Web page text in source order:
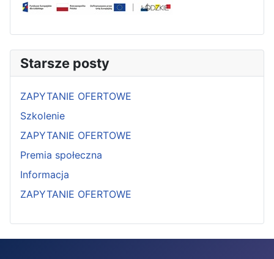
Starsze posty
ZAPYTANIE OFERTOWE
Szkolenie
ZAPYTANIE OFERTOWE
Premia społeczna
Informacja
ZAPYTANIE OFERTOWE